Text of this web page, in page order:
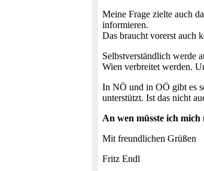
Meine Frage zielte auch
informieren.
Das braucht vorerst auch
Selbstverständlich werde
Wien verbreitet werden.
In NÖ und in OÖ gibt es
unterstützt. Ist das nicht
An wen müsste ich mich
Mit freundlichen Grüßen
Fritz Endl